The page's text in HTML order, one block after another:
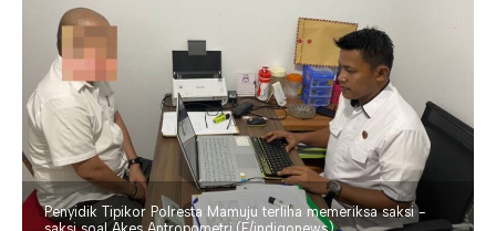
Penyidik Tipikor Polresta Mamuju terliha memeriksa saksi -